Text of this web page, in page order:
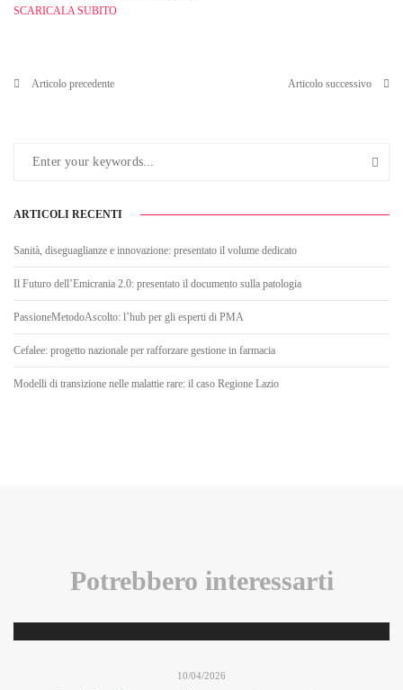
SCARICALA SUBITO
Articolo precedente Articolo successivo
ARTICOLI RECENTI
Sanità, diseguaglianze e innovazione: presentato il volume dedicato
Il Futuro dell’Emicrania 2.0: presentato il documento sulla patologia
PassioneMetodoAscolto: l’hub per gli esperti di PMA
Cefalee: progetto nazionale per rafforzare gestione in farmacia
Modelli di transizione nelle malattie rare: il caso Regione Lazio
Potrebbero interessarti
10/04/2026